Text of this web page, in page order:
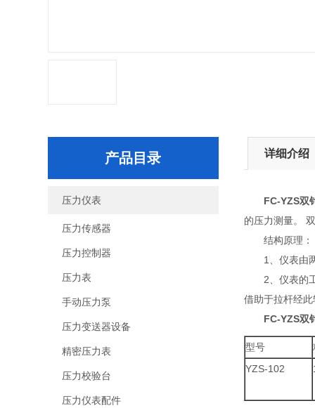
产品目录
压力仪表
压力传感器
压力控制器
压力表
手动压力泵
压力变送器设备
精密压力表
压力校验台
压力仪表配件
详细介绍
FC-YZS双
的压力测量。
结构原理：
1、仪表由
2、仪表的
借助于拉杆经
FC-YZS双
型号
YZS-102